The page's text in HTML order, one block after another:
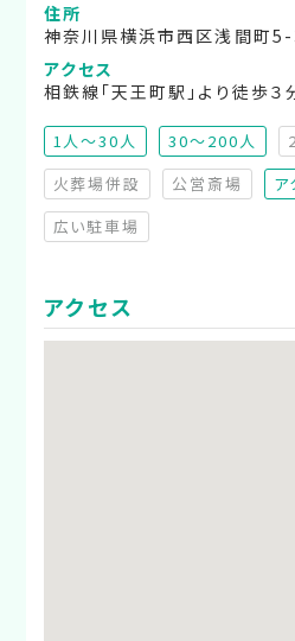
住所
神奈川県横浜市西区浅間町
アクセス
相鉄線「天王町駅」より徒歩３
1人～30人 30～200人
火葬場併設
（非対応）
公営斎場
（非対
ア
広い駐車場
（非対応）
アクセス